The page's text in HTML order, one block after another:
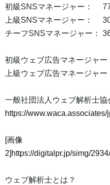
初級SNSマネージャー：
上級SNSマネージャー：
チーフSNSマネージャー：
初級ウェブ広告マネージャー
上級ウェブ広告マネージャー
一般社団法人ウェブ解析士協
https://www.waca.associates/
[画像
2]https://digitalpr.jp/simg/
ウェブ解析士とは？